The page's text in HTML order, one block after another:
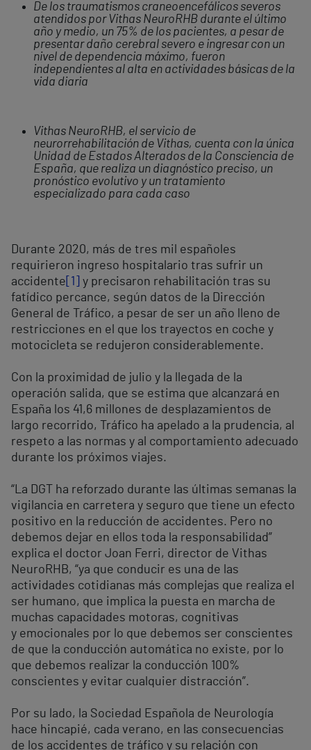
De los traumatismos craneoencefálicos severos
atendidos por Vithas NeuroRHB durante el último
año y medio, un 75% de los pacientes, a pesar de
presentar daño cerebral severo e ingresar con un
nivel de dependencia máximo, fueron
independientes al alta en actividades básicas de la
vida diaria
Vithas NeuroRHB, el servicio de
neurorrehabilitación de Vithas, cuenta con la única
Unidad de Estados Alterados de la Consciencia de
España, que realiza un diagnóstico preciso, un
pronóstico evolutivo y un tratamiento
especializado para cada caso
Durante 2020, más de tres mil españoles
requirieron ingreso hospitalario tras sufrir un
accidente
y precisaron rehabilitación tras su
fatídico percance, según datos de la Dirección
General de Tráfico, a pesar de ser un año lleno de
restricciones en el que los trayectos en coche y
motocicleta se redujeron considerablemente.
Con la proximidad de julio y la llegada de la
operación salida, que se estima que alcanzará en
España los 41,6 millones de desplazamientos de
largo recorrido, Tráfico ha apelado a la prudencia, al
respeto a las normas y al comportamiento adecuado
durante los próximos viajes.
“La DGT ha reforzado durante las últimas semanas la
vigilancia en carretera y seguro que tiene un efecto
positivo en la reducción de accidentes. Pero no
debemos dejar en ellos toda la responsabilidad”
explica el doctor Joan Ferri, director de Vithas
NeuroRHB, “ya que conducir es una de las
actividades cotidianas más complejas que realiza el
ser humano, que implica la puesta en marcha de
muchas capacidades motoras, cognitivas
y emocionales por lo que debemos ser conscientes
de que la conducción automática no existe, por lo
que debemos realizar la conducción 100%
conscientes y evitar cualquier distracción”.
Por su lado, la Sociedad Española de Neurología
hace hincapié, cada verano, en las consecuencias
de los accidentes de tráfico y su relación con